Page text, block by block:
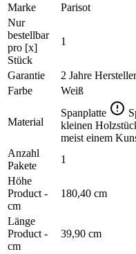
Marke
Parisot
Nur
bestellbar
pro [x]
Stück
1
Garantie
2 Jahre
Farbe
Weiß
Material
Spanplatte
kleinen
meist einem
Anzahl
Pakete
1
Höhe
Product -
cm
180,40 cm
Länge
Product -
cm
39,90 cm